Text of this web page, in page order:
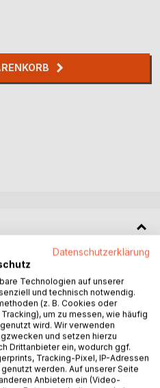
Großes zu erreichen,
hinter sich und zieht nach
er eine Welt, in der das
er das erste Mal auf
sich in seinem neuen
er, dass seine Realität
sich entscheiden, wie er
Datenschutzerklärung
Technologien auf unserer
und technisch notwendig.
(z. B. Cookies oder
um zu messen, wie häufig
wird. Wir verwenden
und setzen hierzu
Drittanbieter ein, wodurch ggf.
Tracking-Pixel, IP-Adressen
werden. Auf unserer Seite
Anbietern ein (Video-